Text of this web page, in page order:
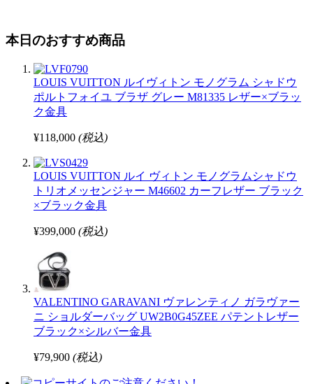
本日のおすすめ商品
LOUIS VUITTON ルイヴィトン モノグラム シャドウ
ポルトフォイユ ブラザ グレー M81335 レザー×ブラッ
ク金具
¥118,000 (税込)
LOUIS VUITTON ルイ ヴィトン モノグラムシャドウ
トリオメッセンジャー M46602 カーフレザー ブラック
×ブラック金具
¥399,000 (税込)
VALENTINO GARAVANI ヴァレンティノ ガラヴァー
ニ ショルダーバッグ UW2B0G45ZEE パテントレザー
ブラック×シルバー金具
¥79,900 (税込)